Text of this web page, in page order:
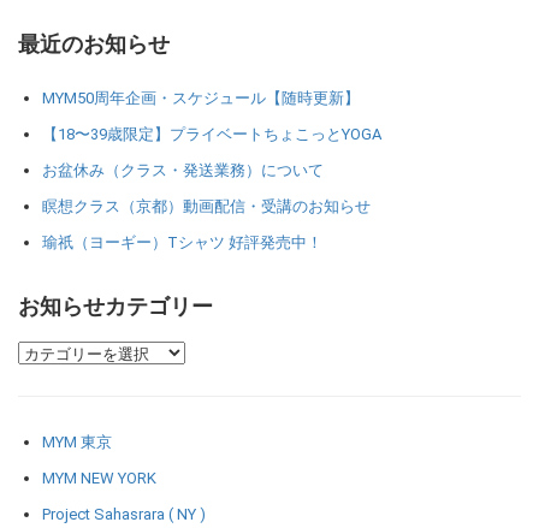
最近のお知らせ
MYM50周年企画・スケジュール【随時更新】
【18〜39歳限定】プライベートちょこっとYOGA
お盆休み（クラス・発送業務）について
瞑想クラス（京都）動画配信・受講のお知らせ
瑜祇（ヨーギー）Tシャツ 好評発売中！
お知らせカテゴリー
MYM 東京
MYM NEW YORK
Project Sahasrara ( NY )